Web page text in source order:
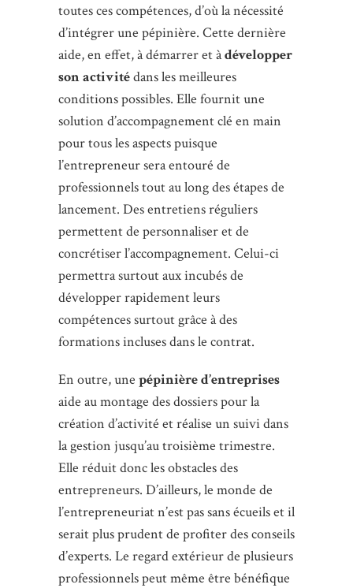
toutes ces compétences, d’où la nécessité
d’intégrer une pépinière. Cette dernière
aide, en effet, à démarrer et àdévelopper
son activitédans les meilleures
conditions possibles. Elle fournit une
solution d’accompagnement clé en main
pour tous les aspects puisque
l’entrepreneur sera entouré de
professionnels tout au long des étapes de
lancement. Des entretiens réguliers
permettent de personnaliser et de
concrétiser l’accompagnement. Celui-ci
permettra surtout aux incubés de
développer rapidement leurs
compétences surtout grâce à des
formations incluses dans le contrat.
En outre, une pépinière d’entreprises
aide au montage des dossiers pour la
création d’activité et réalise un suivi dans
la gestion jusqu’au troisième trimestre.
Elle réduit donc les obstacles des
entrepreneurs. D’ailleurs, le monde de
l’entrepreneuriat n’est pas sans écueils et il
serait plus prudent de profiter des conseils
d’experts. Le regard extérieur de plusieurs
professionnels peut même être bénéfique